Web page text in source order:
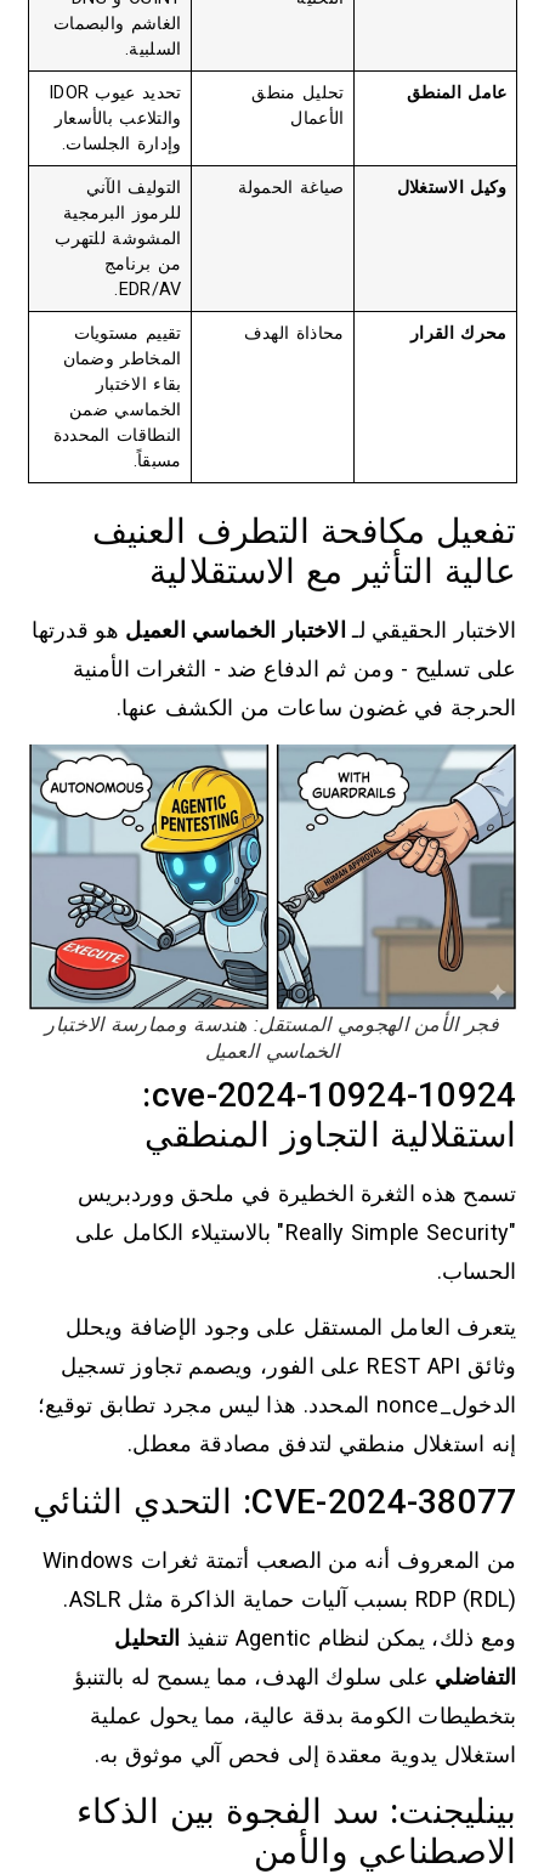
الغاشم والبصمات
السلبية.
عامل المنطق
تحليل منطق
الأعمال
تحديد عيوب IDOR
والتلاعب بالأسعار
وإدارة الجلسات.
وكيل الاستغلال صياغة الحمولة
التوليف الآني
للرموز البرمجية
المشوشة للتهرب
من برنامج
EDR/AV.
محرك القرار محاذاة الهدف
تقييم مستويات
المخاطر وضمان
بقاء الاختبار
الخماسي ضمن
النطاقات المحددة
مسبقاً.
تفعيل مكافحة التطرف العنيف
عالية التأثير مع الاستقلالية
الاختبار الحقيقي لـ الاختبار الخماسي العميل هو قدرتها
على تسليح - ومن ثم الدفاع ضد - الثغرات الأمنية
الحرجة في غضون ساعات من الكشف عنها.
فجر الأمن الهجومي المستقل: هندسة وممارسة الاختبار
الخماسي العميل
cve-2024-10924-10924:
استقلالية التجاوز المنطقي
تسمح هذه الثغرة الخطيرة في ملحق ووردبريس
"Really Simple Security" بالاستيلاء الكامل على
الحساب.
يتعرف العامل المستقل على وجود الإضافة ويحلل
وثائق REST API على الفور، ويصمم تجاوز تسجيل
الدخول_nonce المحدد. هذا ليس مجرد تطابق توقيع؛
إنه استغلال منطقي لتدفق مصادقة معطل.
CVE-2024-38077: التحدي الثنائي
من المعروف أنه من الصعب أتمتة ثغرات Windows
RDP (RDL) بسبب آليات حماية الذاكرة مثل ASLR.
ومع ذلك، يمكن لنظام Agentic تنفيذ
التحليل
التفاضلي على سلوك الهدف، مما يسمح له بالتنبؤ
بتخطيطات الكومة بدقة عالية، مما يحول عملية
استغلال يدوية معقدة إلى فحص آلي موثوق به.
بينليجنت: سد الفجوة بين الذكاء
الاصطناعي والأمن